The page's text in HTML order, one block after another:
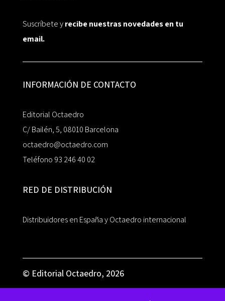
Suscríbete yrecibe nuestras novedades en tu
email.
INFORMACIÓN DE CONTACTO
Editorial Octaedro
C/ Bailén, 5, 08010 Barcelona
octaedro@octaedro.com
Teléfono 93 246 40 02
RED DE DISTRIBUCIÓN
Distribuidores en España y Octaedro internacional
© Editorial Octaedro, 2026